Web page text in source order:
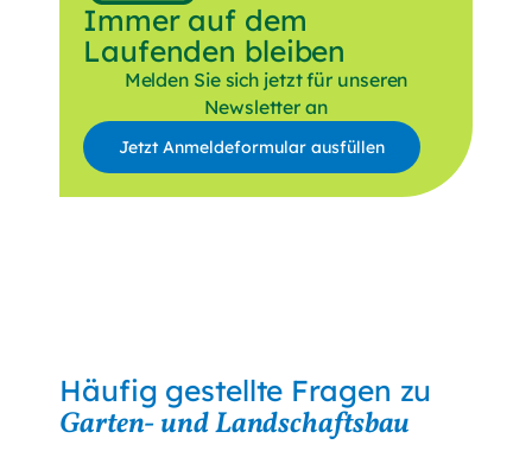
Immer auf dem
Laufenden bleiben
Melden Sie sich jetzt für unseren
Newsletter an
Jetzt Anmeldeformular ausfüllen
Anrede
Mich interessieren Themen*
Häufig gestellte Fragen zu
Garten- und Landschaftsbau